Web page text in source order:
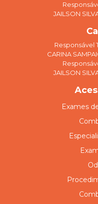
JAILSON
Responsável
CARINA
JAILSON
Exames